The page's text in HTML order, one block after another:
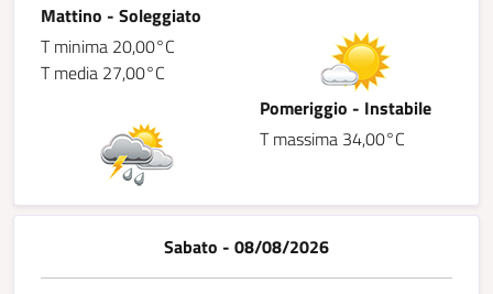
Mattino - Soleggiato
T minima 20,00°C
T media 27,00°C
Pomeriggio - Instabile
T massima 34,00°C
Sabato - 08/08/2026